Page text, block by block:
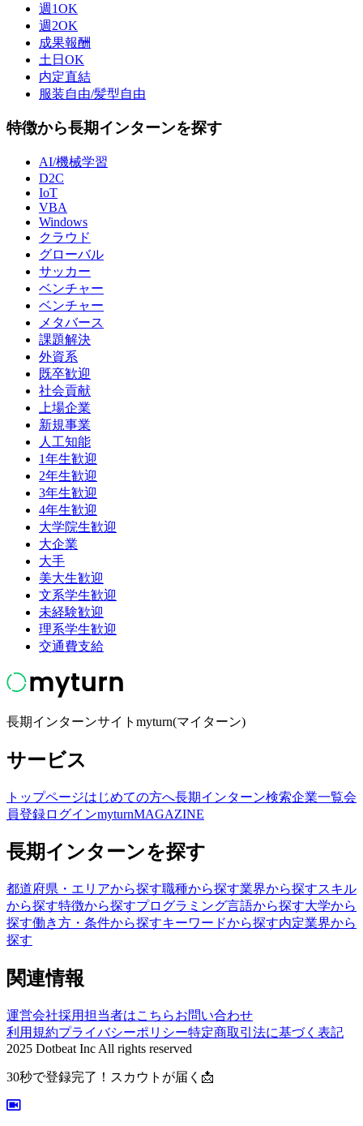
週1OK
週2OK
成果報酬
土日OK
内定直結
服装自由/髪型自由
特徴から長期インターンを探す
AI/機械学習
D2C
IoT
VBA
Windows
クラウド
グローバル
サッカー
ベンチャー
ベンチャー
メタバース
課題解決
外資系
既卒歓迎
社会貢献
上場企業
新規事業
人工知能
1年生歓迎
2年生歓迎
3年生歓迎
4年生歓迎
大学院生歓迎
大企業
大手
美大生歓迎
文系学生歓迎
未経験歓迎
理系学生歓迎
交通費支給
長期インターンサイトmyturn(マイターン)
サービス
トップページはじめての方へ長期インターン検索企業一覧会
員登録ログインmyturnMAGAZINE
長期インターンを探す
都道府県・エリアから探す職種から探す業界から探すスキル
から探す特徴から探すプログラミング言語から探す大学から
探す働き方・条件から探すキーワードから探す内定業界から
探す
関連情報
運営会社採用担当者はこちらお問い合わせ
利用規約プライバシーポリシー特定商取引法に基づく表記
2025 Dotbeat Inc All rights reserved
30秒で登録完了！スカウトが届く📩